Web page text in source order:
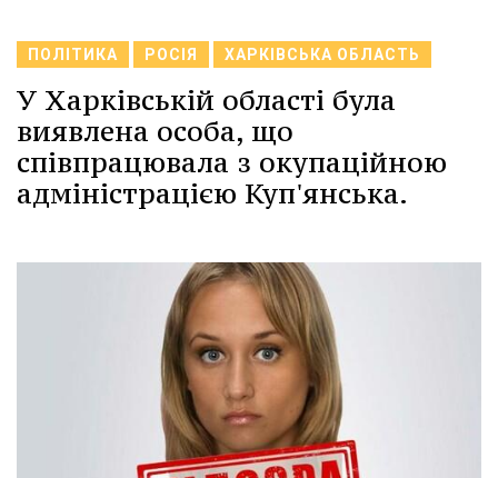
ПОЛІТИКА РОСІЯ ХАРКІВСЬКА ОБЛАСТЬ
У Харківській області була
виявлена особа, що
співпрацювала з окупаційною
адміністрацією Куп'янська.